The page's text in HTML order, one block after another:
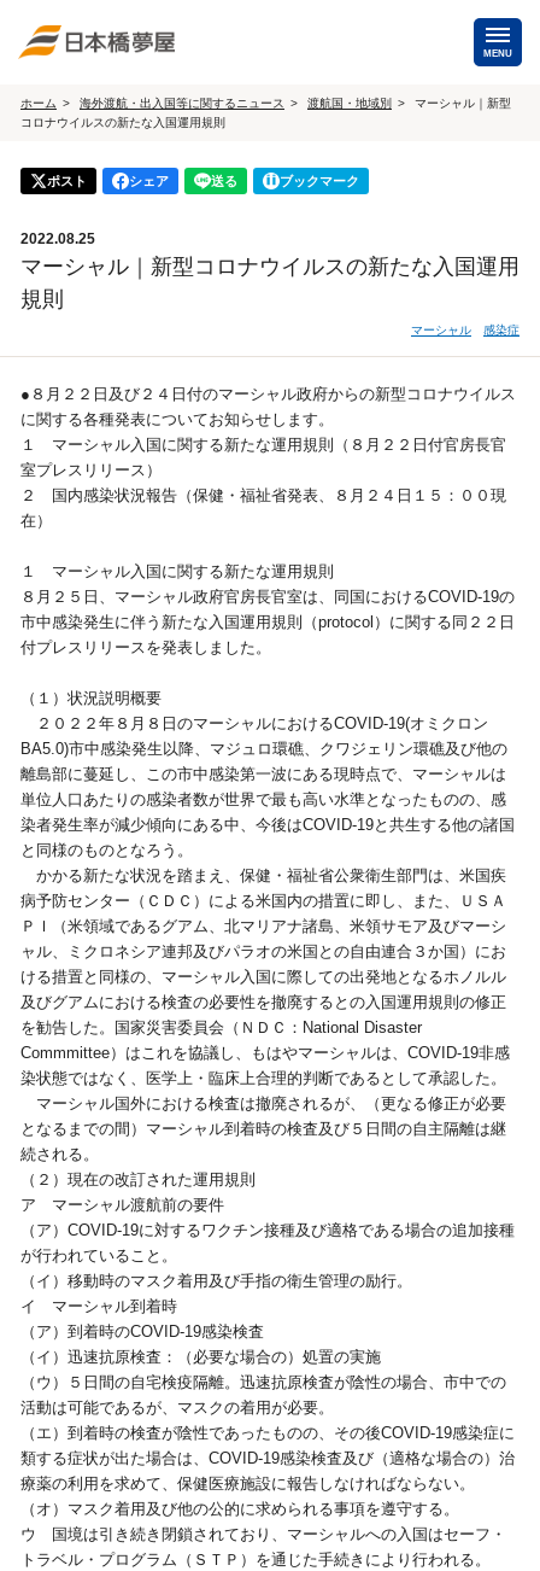
MENU
海外航空券
商用・就労ビザ
ホテル・専用車・
通訳・ガイド
保険・Wi-Fiレンタル
国内手配
航空券 ホテル・会議室
視察旅行・研修旅行
選ばれる理由
採用情報 企業情報
お問合わせ
ホーム 海外渡航・出入国等に関するニュース 渡航国・地域別
マーシャル｜新型
コロナウイルスの新たな入国運用規則
ポスト シェア 送る ブックマーク
2022.08.25
マーシャル｜新型コロナウイルスの新たな入国運用
規則
マーシャル 感染症
●８月２２日及び２４日付のマーシャル政府からの新型コロナウイルス
に関する各種発表についてお知らせします。
１ マーシャル入国に関する新たな運用規則（８月２２日付官房長官
室プレスリリース）
２ 国内感染状況報告（保健・福祉省発表、８月２４日１５：００現
在）
１ マーシャル入国に関する新たな運用規則
８月２５日、マーシャル政府官房長官室は、同国におけるCOVID-19の
市中感染発生に伴う新たな入国運用規則（protocol）に関する同２２日
付プレスリリースを発表しました。
（１）状況説明概要
２０２２年８月８日のマーシャルにおけるCOVID-19(オミクロン
BA5.0)市中感染発生以降、マジュロ環礁、クワジェリン環礁及び他の
離島部に蔓延し、この市中感染第一波にある現時点で、マーシャルは
単位人口あたりの感染者数が世界で最も高い水準となったものの、感
染者発生率が減少傾向にある中、今後はCOVID-19と共生する他の諸国
と同様のものとなろう。
かかる新たな状況を踏まえ、保健・福祉省公衆衛生部門は、米国疾
病予防センター（ＣＤＣ）による米国内の措置に即し、また、ＵＳＡ
ＰＩ（米領域であるグアム、北マリアナ諸島、米領サモア及びマーシ
ャル、ミクロネシア連邦及びパラオの米国との自由連合３か国）にお
ける措置と同様の、マーシャル入国に際しての出発地となるホノルル
及びグアムにおける検査の必要性を撤廃するとの入国運用規則の修正
を勧告した。国家災害委員会（ＮＤＣ：National Disaster
Commmittee）はこれを協議し、もはやマーシャルは、COVID-19非感
染状態ではなく、医学上・臨床上合理的判断であるとして承認した。
マーシャル国外における検査は撤廃されるが、（更なる修正が必要
となるまでの間）マーシャル到着時の検査及び５日間の自主隔離は継
続される。
（２）現在の改訂された運用規則
ア マーシャル渡航前の要件
（ア）COVID-19に対するワクチン接種及び適格である場合の追加接種
が行われていること。
（イ）移動時のマスク着用及び手指の衛生管理の励行。
イ マーシャル到着時
（ア）到着時のCOVID-19感染検査
（イ）迅速抗原検査：（必要な場合の）処置の実施
（ウ）５日間の自宅検疫隔離。迅速抗原検査が陰性の場合、市中での
活動は可能であるが、マスクの着用が必要。
（エ）到着時の検査が陰性であったものの、その後COVID-19感染症に
類する症状が出た場合は、COVID-19感染検査及び（適格な場合の）治
療薬の利用を求めて、保健医療施設に報告しなければならない。
（オ）マスク着用及び他の公的に求められる事項を遵守する。
ウ 国境は引き続き閉鎖されており、マーシャルへの入国はセーフ・
トラベル・プログラム（ＳＴＰ）を通じた手続きにより行われる。